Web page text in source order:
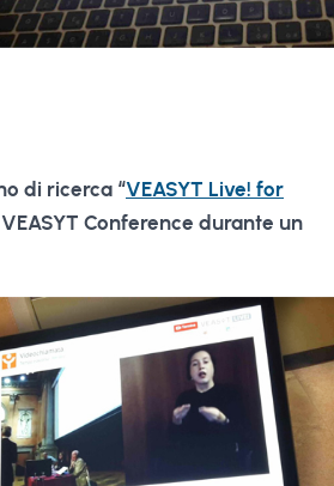
di ricerca “VEASYT Live! for
Conference durante un